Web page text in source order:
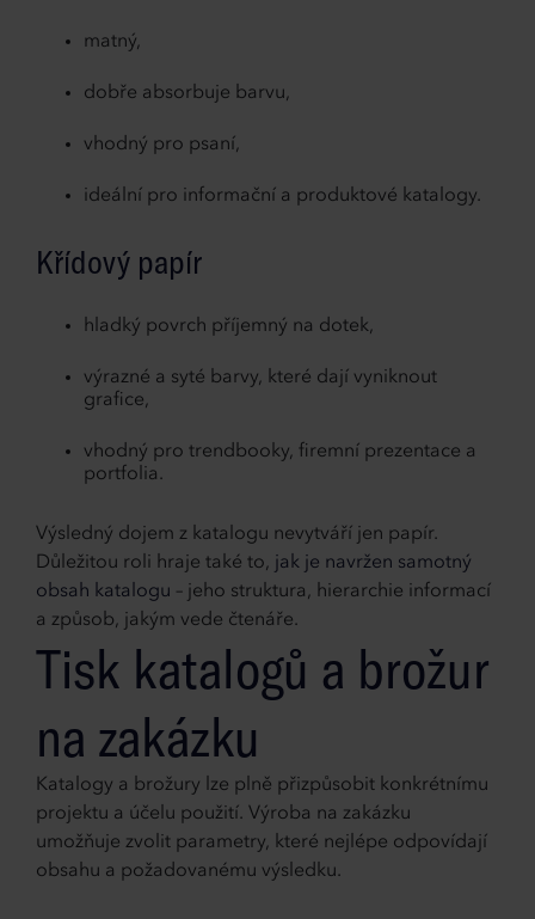
matný,
dobře absorbuje barvu,
vhodný pro psaní,
ideální pro informační a produktové katalogy.
Křídový papír
hladký povrch příjemný na dotek,
výrazné a syté barvy, které dají vyniknout
grafice,
vhodný pro trendbooky, firemní prezentace a
portfolia.
Výsledný dojem z katalogu nevytváří jen papír.
Důležitou roli hraje také to, jak je navržen samotný
obsah katalogu – jeho struktura, hierarchie informací
a způsob, jakým vede čtenáře.
Tisk katalogů a brožur
na zakázku
Katalogy a brožury lze plně přizpůsobit konkrétnímu
projektu a účelu použití. Výroba na zakázku
umožňuje zvolit parametry, které nejlépe odpovídají
obsahu a požadovanému výsledku.